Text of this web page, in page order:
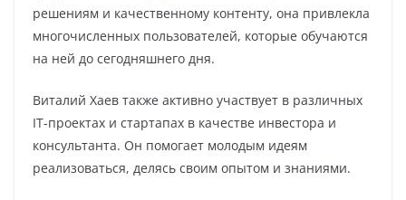
решениям и качественному контенту, она привлекла
многочисленных пользователей, которые обучаются
на ней до сегодняшнего дня.
Виталий Хаев также активно участвует в различных
IT-проектах и стартапах в качестве инвестора и
консультанта. Он помогает молодым идеям
реализоваться, делясь своим опытом и знаниями.